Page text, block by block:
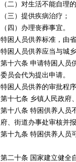
（二）对生活不能自理
（三）提供疾病治疗；
（四）办理丧葬事宜。
特困人员供养标准，由
特困人员供养应当与城
第十六条 申请特困人员
委员会代为提出申请。
特困人员供养的审批程
第十七条 乡镇人民政府
第十八条 特困供养人员
府、街道办事处审核并
第十九条 特困供养人员
第二十条 国家建立健全